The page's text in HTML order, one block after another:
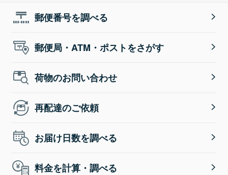
郵便番号を調べる
郵便局・ATM・ポストをさがす
荷物のお問い合わせ
再配達のご依頼
お届け日数を調べる
料金を計算・調べる